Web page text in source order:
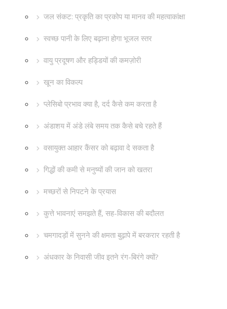
जल संकट: प्रकृति का प्रकोप या मानव की महत्वाकांक्षा
स्वच्छ पानी के लिए बढ़ाना होगा भूजल स्तर
वायु प्रदूषण और हड्डियों की कमज़ोरी
खून का विकल्प
प्लेसिबो प्रभाव क्या है, दर्द कैसे कम करता है
अंडाशय में अंडे लंबे समय तक कैसे बचे रहते हैं
वसायुक्त आहार कैंसर को बढ़ावा दे सकता है
गिद्धों की कमी से मनुष्यों की जान को खतरा
मच्छरों से निपटने के प्रयास
कुत्ते भावनाएं समझते हैं, सह-विकास की बदौलत
चमगादड़ों में सुनने की क्षमता बुढ़ापे में बरकरार रहती है
अंधकार के निवासी जीव इतने रंग-बिरंगे क्यों?